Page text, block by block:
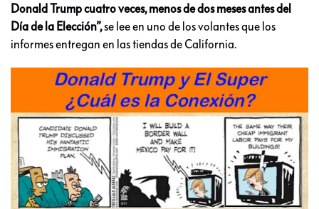
Donald Trump cuatro veces, menos de dos meses antes del
Día de la Elección”,se lee en uno de los volantes que los
informes entregan en las tiendas de California.